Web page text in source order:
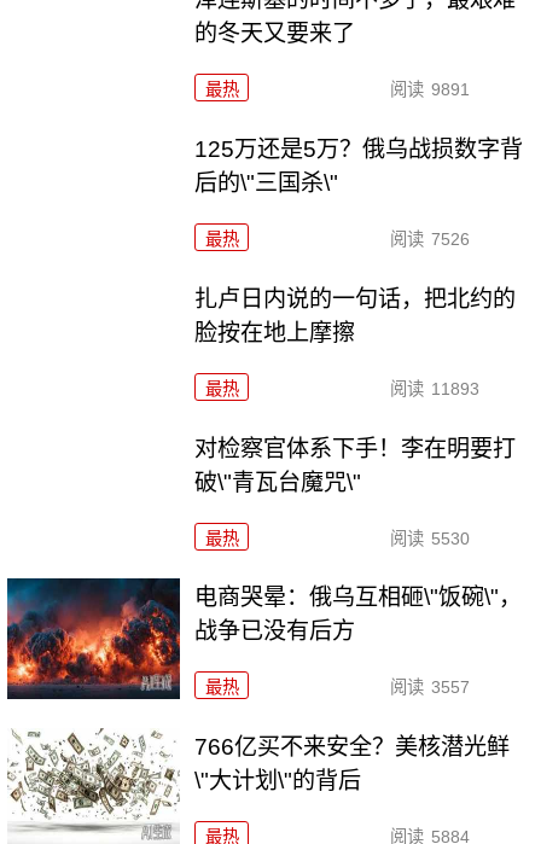
的冬天又要来了
最热 阅读 9891
125万还是5万？俄乌战损数字背
后的\"三国杀\"
最热 阅读 7526
扎卢日内说的一句话，把北约的
脸按在地上摩擦
最热 阅读 11893
对检察官体系下手！李在明要打
破\"青瓦台魔咒\"
最热 阅读 5530
电商哭晕：俄乌互相砸\"饭碗\"，
战争已没有后方
最热 阅读 3557
766亿买不来安全？美核潜光鲜
\"大计划\"的背后
最热 阅读 5884